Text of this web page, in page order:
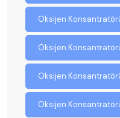
Oksijen Konsantratörü
Oksijen
Oksijen
Oksijen